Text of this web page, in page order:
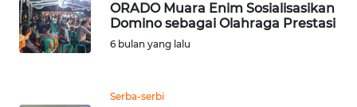
ORADO Muara Enim Sosialisasikan
Domino sebagai Olahraga Prestasi
6 bulan yang lalu
Serba-serbi
WN
KALTENG